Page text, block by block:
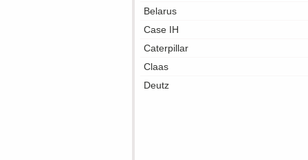
Belarus
Case IH
Caterpillar
Claas
Deutz